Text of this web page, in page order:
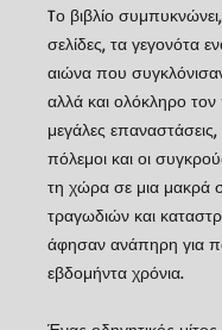
Tο βιβλίο
σελίδες, τα γεγονότα
αιώνα που
αλλά και ολόκληρο τον
μεγάλες επαναστάσεις,
πόλεμοι και οι
τη χώρα σε μια μακρά
τραγωδιών και
άφησαν ανάπηρη για
εβδομήντα χρόνια.